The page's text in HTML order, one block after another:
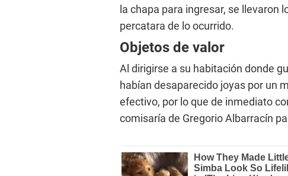
la chapa para ingresar, se llevaron
percatara de lo ocurrido.
Objetos de valor
Al dirigirse a su habitación donde
habían desaparecido joyas por un
efectivo, por lo que de inmediato
comisaría de Gregorio Albarracín